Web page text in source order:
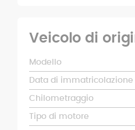
Veicolo di
Modello
Data di immatricolazione
Chilometraggio
Tipo di motore